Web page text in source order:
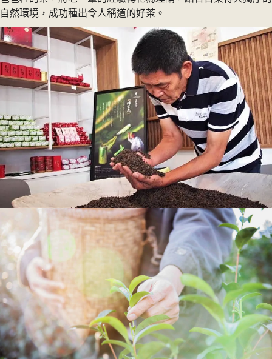
自然環境，成功種出令人稱道的好茶。